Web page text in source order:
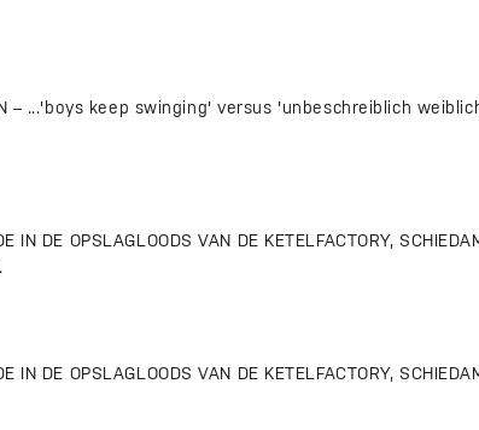
– ...'boys keep swinging' versus 'unbeschreiblich
IN DE OPSLAGLOODS VAN DE KETELFACTORY,
IN DE OPSLAGLOODS VAN DE KETELFACTORY,